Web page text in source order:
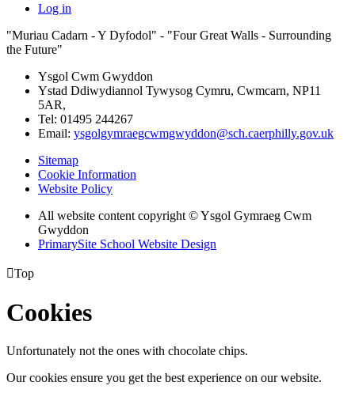
Log in
"Muriau Cadarn - Y Dyfodol" - "Four Great Walls - Surrounding
the Future"
Ysgol Cwm Gwyddon
Ystad Ddiwydiannol Tywysog Cymru, Cwmcarn, NP11
5AR,
Tel: 01495 244267
Email: ysgolgymraegcwmgwyddon@sch.caerphilly.gov.uk
Sitemap
Cookie Information
Website Policy
All website content copyright © Ysgol Gymraeg Cwm
Gwyddon
PrimarySite School Website Design
Top
Cookies
Unfortunately not the ones with chocolate chips.
Our cookies ensure you get the best experience on our website.